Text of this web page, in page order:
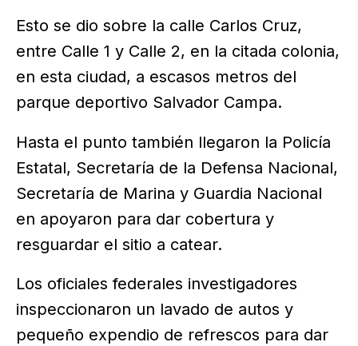
Esto se dio sobre la calle Carlos Cruz,
entre Calle 1 y Calle 2, en la citada colonia,
en esta ciudad, a escasos metros del
parque deportivo Salvador Campa.
Hasta el punto también llegaron la Policía
Estatal, Secretaría de la Defensa Nacional,
Secretaría de Marina y Guardia Nacional
en apoyaron para dar cobertura y
resguardar el sitio a catear.
Los oficiales federales investigadores
inspeccionaron un lavado de autos y
pequeño expendio de refrescos para dar